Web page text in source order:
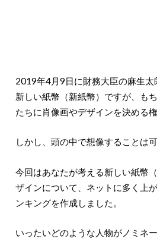
2019年4月9日に財務大臣の麻生太
新しい紙幣（新紙幣）ですが、も
たちに肖像画やデザインを決める
しかし、頭の中で想像することは
今回はあなたが考える新しい紙幣
ザインについて、ネットに多く上
ンキングを作成しました。
いったいどのような人物がノミネ